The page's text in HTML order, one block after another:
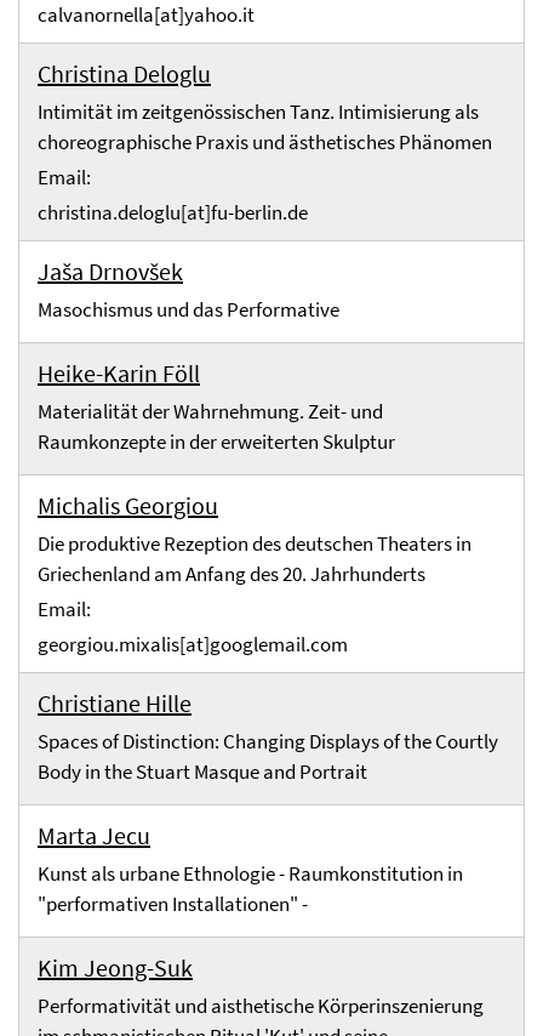
calvanornella[at]yahoo.it
Christina Deloglu
Intimität im zeitgenössischen Tanz. Intimisierung als
choreographische Praxis und ästhetisches Phänomen
Email:
christina.deloglu[at]fu-berlin.de
Jaša Drnovšek
Masochismus und das Performative
Heike-Karin Föll
Materialität der Wahrnehmung. Zeit- und
Raumkonzepte in der erweiterten Skulptur
Michalis Georgiou
Die produktive Rezeption des deutschen Theaters in
Griechenland am Anfang des 20. Jahrhunderts
Email:
georgiou.mixalis[at]googlemail.com
Christiane Hille
Spaces of Distinction: Changing Displays of the Courtly
Body in the Stuart Masque and Portrait
Marta Jecu
Kunst als urbane Ethnologie - Raumkonstitution in
"performativen Installationen" -
Kim Jeong-Suk
Performativität und aisthetische Körperinszenierung